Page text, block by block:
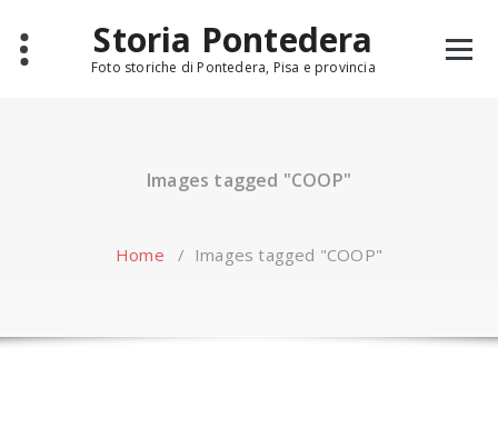
content
Storia Pontedera
Foto storiche di Pontedera, Pisa e provincia
Images tagged "COOP"
Home / Images tagged "COOP"